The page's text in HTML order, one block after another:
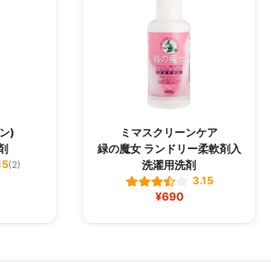
)
(2)
ミマスクリーンケア
緑の魔女 ランドリー柔軟剤入
洗濯用洗剤
3.15
¥690